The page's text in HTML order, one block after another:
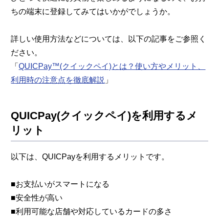
ちの端末に登録してみてはいかがでしょうか。
詳しい使用方法などについては、以下の記事をご参照く
ださい。
「QUICPay™(クイックペイ)とは？使い方やメリット、
利用時の注意点を徹底解説 」
QUICPay(クイックペイ)を利用するメ
リット
以下は、QUICPayを利用するメリットです。
■お支払いがスマートになる
■安全性が高い
■利用可能な店舗や対応しているカードの多さ